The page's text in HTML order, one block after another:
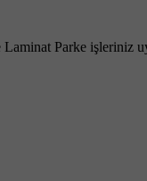
Parke işleriniz